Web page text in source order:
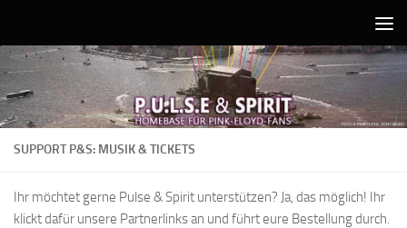
SUPPORT P&S: MUSIK & TICKETS
Ihr möchtet gerne Pulse & Spirit unterstützen? Ja, das möglich! Ihr
klickt dafür unsere Partnerlinks an und führt eure Bestellung durch.